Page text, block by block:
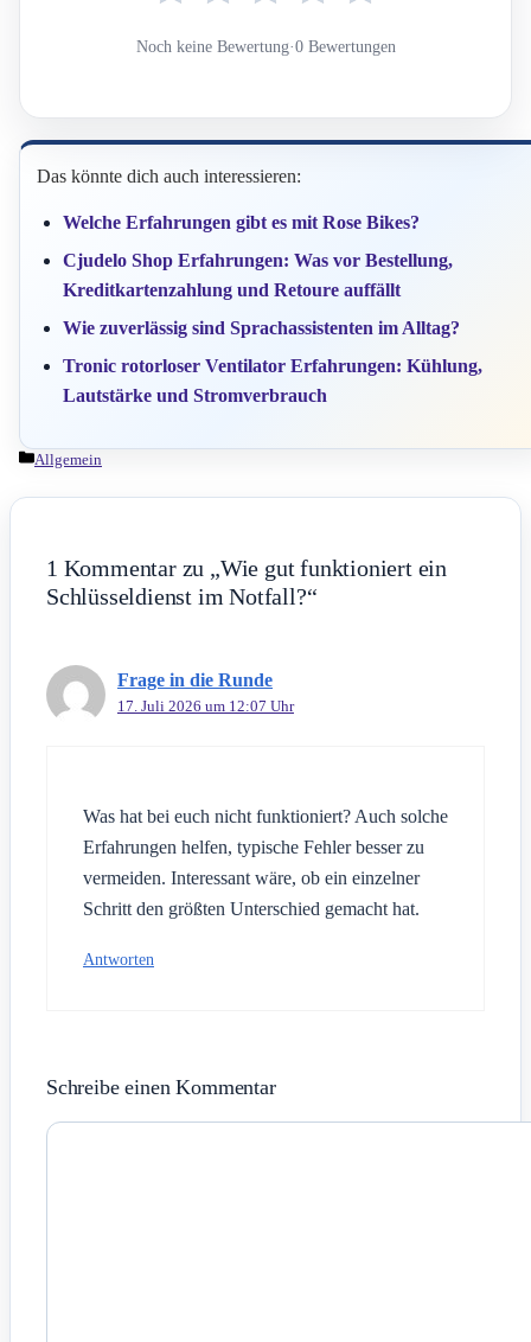
Noch keine Bewertung·0 Bewertungen
Das könnte dich auch interessieren:
Welche Erfahrungen gibt es mit Rose Bikes?
Cjudelo Shop Erfahrungen: Was vor Bestellung,
Kreditkartenzahlung und Retoure auffällt
Wie zuverlässig sind Sprachassistenten im Alltag?
Tronic rotorloser Ventilator Erfahrungen: Kühlung,
Lautstärke und Stromverbrauch
Kategorien
Allgemein
1 Kommentar zu „Wie gut funktioniert ein
Schlüsseldienst im Notfall?“
Frage in die Runde
17. Juli 2026 um 12:07 Uhr
Was hat bei euch nicht funktioniert? Auch solche
Erfahrungen helfen, typische Fehler besser zu
vermeiden. Interessant wäre, ob ein einzelner
Schritt den größten Unterschied gemacht hat.
Antworten
Schreibe einen Kommentar
Kommentar